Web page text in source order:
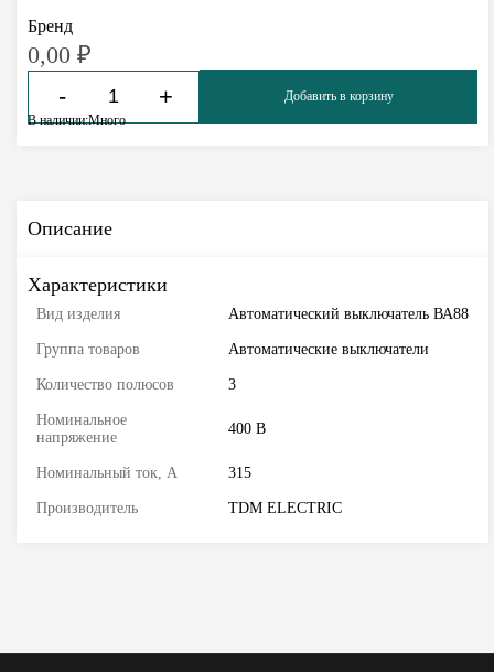
Бренд
0,00 ₽
-
+
Добавить в корзину
В наличии:Много
Описание
Характеристики
Вид изделия Автоматический выключатель ВА88
Группа товаров Автоматические выключатели
Количество полюсов 3
Номинальное
напряжение
400 В
Номинальный ток, А 315
Производитель TDM ELECTRIC